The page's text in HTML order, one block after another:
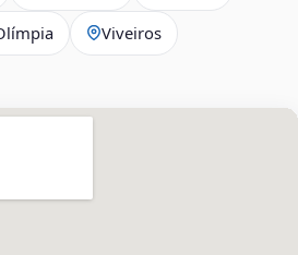
Viveiros